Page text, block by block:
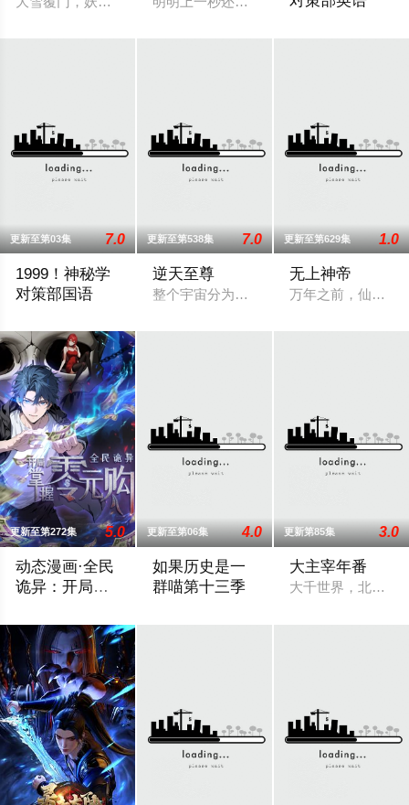
更新至第03集 7.0
1999！神秘学
对策部国语
更新至第538集 7.0
逆天至尊
整个宇宙分为域内宇宙和域外宇宙，两个
更新至第629集 1.0
无上神帝
万年之前，仙王牧
更新至第272集 5.0
动态漫画·全民
诡异：开局掌
更新至第06集 4.0
如果历史是一
群喵第十三季
更新第85集 3.0
大主宰年番
大千世界，北灵境